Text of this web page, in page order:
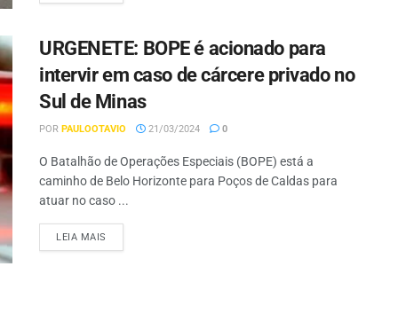
URGENETE: BOPE é acionado para
intervir em caso de cárcere privado no
Sul de Minas
POR PAULOOTAVIO 21/03/2024 0
O Batalhão de Operações Especiais (BOPE) está a
caminho de Belo Horizonte para Poços de Caldas para
atuar no caso ...
LEIA MAIS